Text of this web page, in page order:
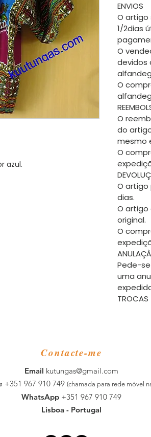
azul.
ENVIOS
O artigo
1/2dias
O
devidos
O
O
do
mesmo
O
O artigo
dias.
O artigo
original.
O
Pede-
uma
TROCAS
Contacte-me
​Email kutungas@gmail.com
+351 967 910 749 (chamada para rede móvel
WhatsApp +351 967 910 749
Lisboa - Portugal